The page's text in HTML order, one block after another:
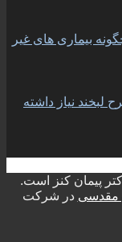
بیماری های غیر
نیاز داشته
پیمان کنز است.
مقدسی در شرکت